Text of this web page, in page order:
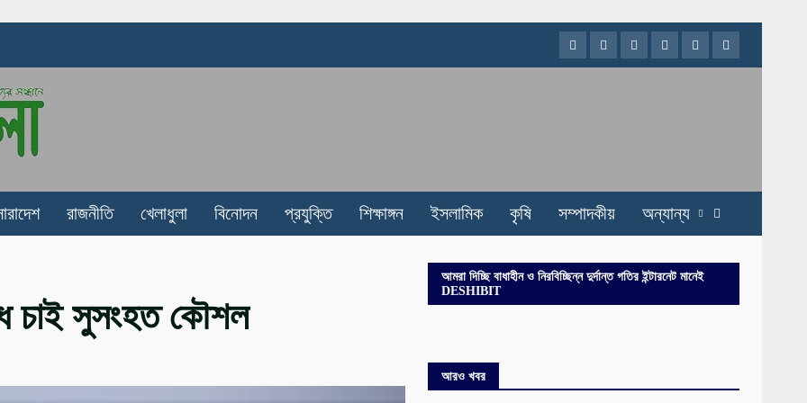
Facebook
TwitterInstagram
Youtube
VK LinkedIn
রাজনীতি খেলাধুলা বিনোদন প্রযুক্তি শিক্ষাঙ্গন ইসলামিক কৃষি সম্পাদকীয় অন্যান্য
চাই সুসংহত কৌশল
আমরা দিচ্ছি বাধাহীন ও নিরবিচ্ছিন্ন দুর্দান্ত গতির ইন্টারনেট মানেই
DESHIBIT
আরও খবর